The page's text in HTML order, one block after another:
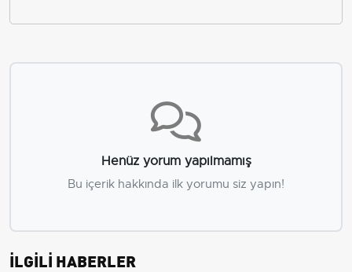
Henüz yorum yapılmamış
Bu içerik hakkında ilk yorumu siz yapın!
İLGİLİ HABERLER